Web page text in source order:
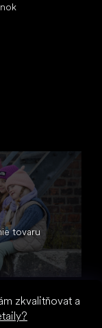
zkvalitňovat a
tovaru